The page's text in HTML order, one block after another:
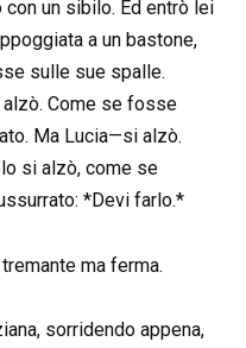
un sibilo. Ed entrò lei
a un bastone,
sulle sue spalle.
Come se fosse
Ma Lucia—si alzò.
si alzò, come se
*Devi farlo.*
ma ferma.
sorridendo appena,